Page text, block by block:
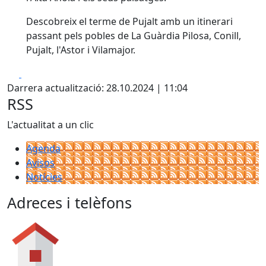
Descobreix el terme de Pujalt amb un itinerari
passant pels pobles de La Guàrdia Pilosa, Conill,
Pujalt, l'Astor i Vilamajor.
Darrera actualització: 28.10.2024 | 11:04
RSS
L'actualitat a un clic
Agenda
Avisos
Notícies
Adreces i telèfons